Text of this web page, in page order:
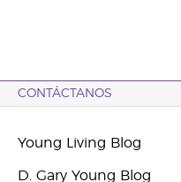
CONTÁCTANOS
Young Living Blog
D. Gary Young Blog